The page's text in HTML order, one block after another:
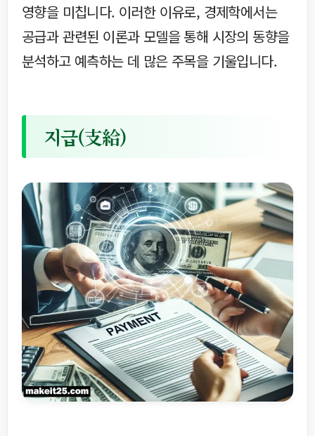
영향을 미칩니다. 이러한 이유로, 경제학에서는
공급과 관련된 이론과 모델을 통해 시장의 동향을
분석하고 예측하는 데 많은 주목을 기울입니다.
지급(支給)